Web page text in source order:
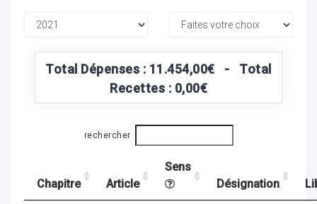
Total Dépenses : 11.454,00€ - Total
Recettes : 0,00€
rechercher
Chapitre Article
Sens
Désignation